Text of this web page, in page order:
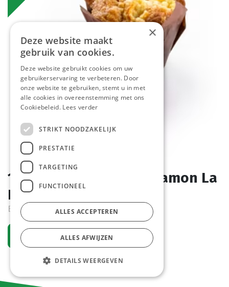
1606 Muffin Apple Cinnamon La
Lorraine 20 x 110 gr
Bestelartikel
Vraag een account aan
×
Deze website maakt
gebruik van cookies.
Deze website gebruikt cookies om uw
gebruikerservaring te verbeteren. Door
onze website te gebruiken, stemt u in met
alle cookies in overeenstemming met ons
Cookiebeleid. Lees verder
STRIKT NOODZAKELIJK
PRESTATIE
TARGETING
FUNCTIONEEL
ALLES ACCEPTEREN
ALLES AFWIJZEN
DETAILS WEERGEVEN